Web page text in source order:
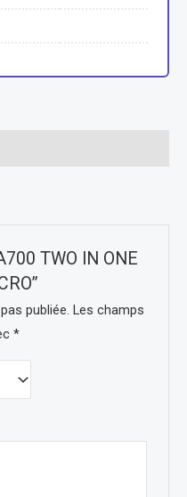
TWO IN ONE
publiée. Les champs
*